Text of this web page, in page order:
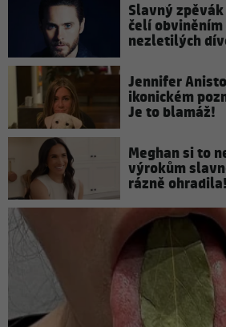
Slavný
čelí
nezletilých
Jennifer
ikonickém
Je to blamáž!
Meghan si to
výrokům
rázně ohradila!